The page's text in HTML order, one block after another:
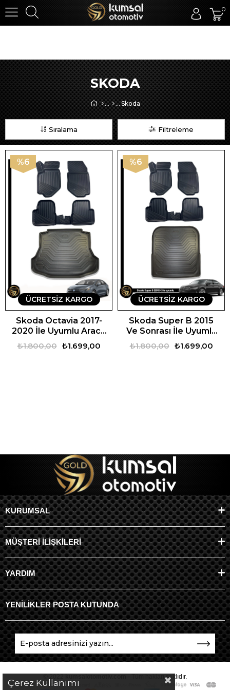
0
SKODA
Skoda
Filtreleme
Sıralama
Skoda Octavia 2017-
2020 İle Uyumlu Araca
Özel Set₺1.699,00
₺1.800,00
%6
ÜCRETSIZ KARGO
Skoda Super B 2015
Ve Sonrası İle Uyumlu
Araca Özel Set
₺1.699,00
₺1.800,00
%6
ÜCRETSIZ KARGO
KURUMSAL
MÜŞTERİ İLİŞKİLERİ
YARDIM
YENİLİKLER POSTA KUTUNDA
- Tüm hakları saklıdır.
Çerez Kullanımı